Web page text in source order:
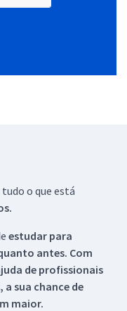
o que está
estudar para
antes. Com
de profissionais
a sua chance de
maior.